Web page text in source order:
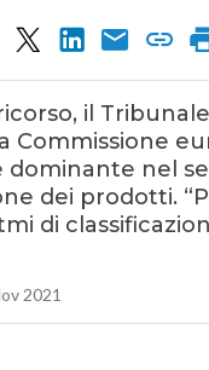
il
Commissione
dominante nel
dei prodotti.
di
2021